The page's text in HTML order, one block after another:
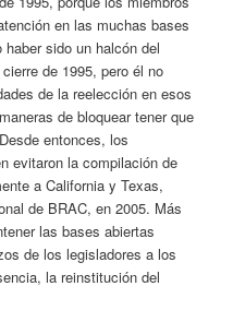
en las muchas bases
sido un halcón del
de 1995, pero él no
de la reelección en esos
de bloquear tener que
entonces, los
evitaron la compilación de
a California y Texas,
de BRAC, en 2005. Más
las bases abiertas
de los legisladores a los
la reinstitución del